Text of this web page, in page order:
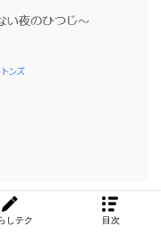
ス語でひつじの数
った音声オーディ
しテク 目次